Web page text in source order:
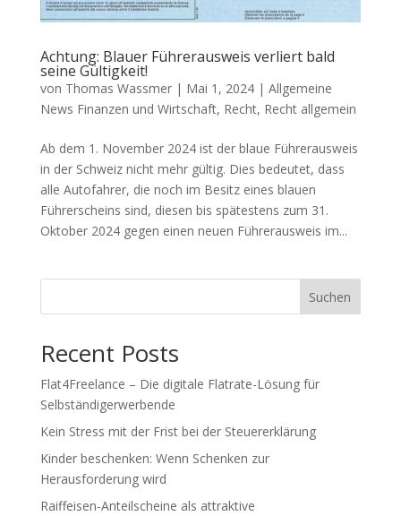
Achtung: Blauer Führerausweis verliert bald
seine Gültigkeit!
von Thomas Wassmer| Mai 1, 2024| Allgemeine
News Finanzen und Wirtschaft, Recht, Recht allgemein
Ab dem 1. November 2024 ist der blaue Führerausweis
in der Schweiz nicht mehr gültig. Dies bedeutet, dass
alle Autofahrer, die noch im Besitz eines blauen
Führerscheins sind, diesen bis spätestens zum 31.
Oktober 2024 gegen einen neuen Führerausweis im...
Suchen
Recent Posts
Flat4Freelance – Die digitale Flatrate-Lösung für
Selbständigerwerbende
Kein Stress mit der Frist bei der Steuererklärung
Kinder beschenken: Wenn Schenken zur
Herausforderung wird
Raiffeisen-Anteilscheine als attraktive